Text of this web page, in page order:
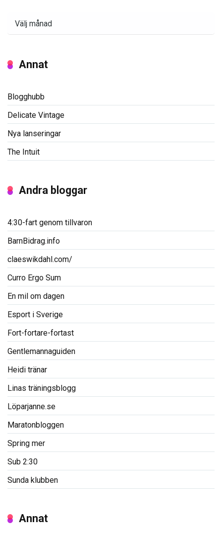
Annat
Blogghubb
Delicate Vintage
Nya lanseringar
The Intuit
Andra bloggar
4:30-fart genom tillvaron
BarnBidrag.info
claeswikdahl.com/
Curro Ergo Sum
En mil om dagen
Esport i Sverige
Fort-fortare-fortast
Gentlemannaguiden
Heidi tränar
Linas träningsblogg
Löparjanne.se
Maratonbloggen
Spring mer
Sub 2:30
Sunda klubben
Annat